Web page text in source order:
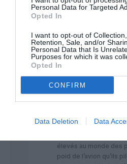
Personal Data for Targeted
Opted In
I want to opt-out of Collection,
Retention, Sale, and/or
Personal Data that Is
Purposes for which it was
Opted In
CONFIRM
Data Deletion Data
que vous verrez
d’easyjet sur
élevés au monde des
poid de l’avion qu’ils